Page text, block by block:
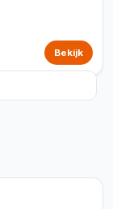
Bekijk